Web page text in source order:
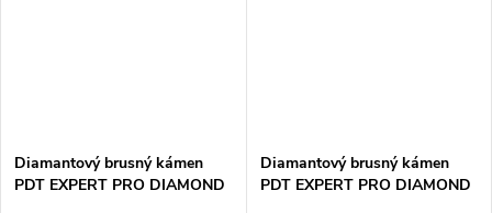
Diamantový brusný kámen
PDT EXPERT PRO DIAMOND
Diamantový brusný kámen
PDT EXPERT PRO DIAMOND